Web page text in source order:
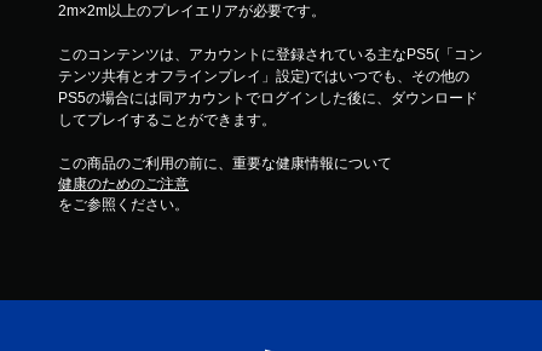
2m×2m以上のプレイエリアが必要です。
このコンテンツは、アカウントに登録されている主なPS5(「コン
テンツ共有とオフラインプレイ」設定)ではいつでも、その他の
PS5の場合には同アカウントでログインした後に、ダウンロード
してプレイすることができます。
この商品のご利用の前に、重要な健康情報について
健康のためのご注意
をご参照ください。